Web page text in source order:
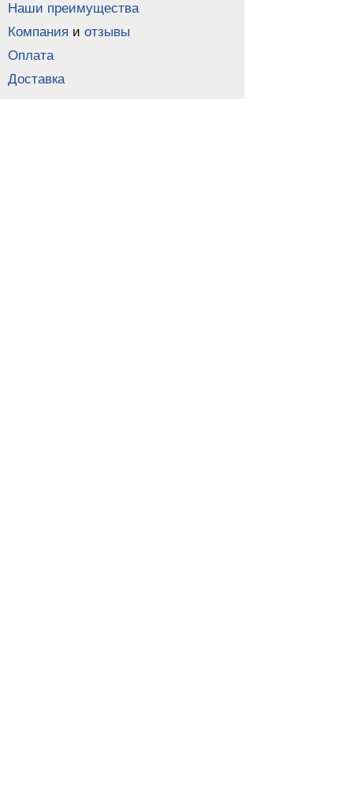
Наши преимущества
Компания и отзывы
Оплата
Доставка